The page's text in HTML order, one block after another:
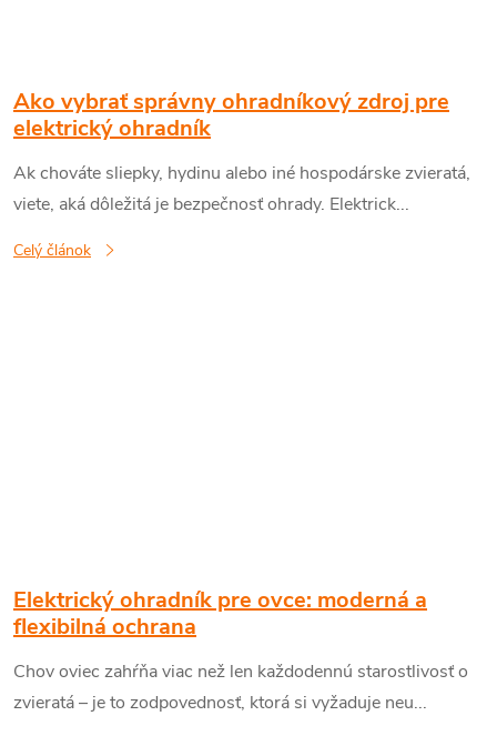
Ako vybrať správny ohradníkový zdroj pre
elektrický ohradník
Ak chováte sliepky, hydinu alebo iné hospodárske zvieratá,
viete, aká dôležitá je bezpečnosť ohrady. Elektrick...
Celý článok
Elektrický ohradník pre ovce: moderná a
flexibilná ochrana
Chov oviec zahŕňa viac než len každodennú starostlivosť o
zvieratá – je to zodpovednosť, ktorá si vyžaduje neu...